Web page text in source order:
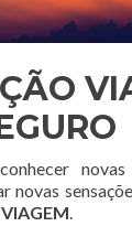
novas
novas